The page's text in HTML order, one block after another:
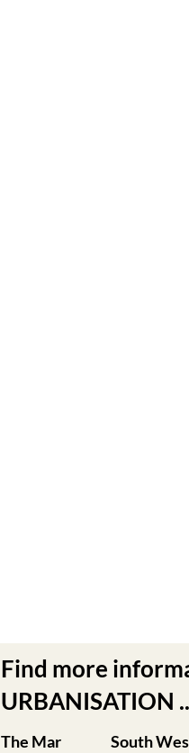
Find more
URBANISATION
The Mar
South